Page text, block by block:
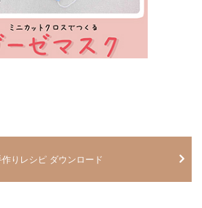
作りレシピ ダウンロード